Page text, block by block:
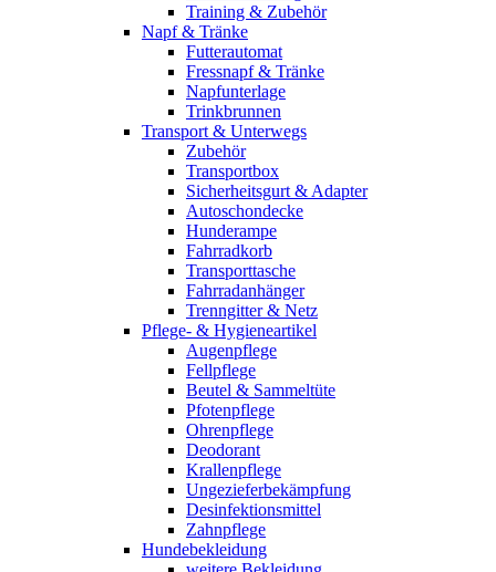
Training & Zubehör
Napf & Tränke
Futterautomat
Fressnapf & Tränke
Napfunterlage
Trinkbrunnen
Transport & Unterwegs
Zubehör
Transportbox
Sicherheitsgurt & Adapter
Autoschondecke
Hunderampe
Fahrradkorb
Transporttasche
Fahrradanhänger
Trenngitter & Netz
Pflege- & Hygieneartikel
Augenpflege
Fellpflege
Beutel & Sammeltüte
Pfotenpflege
Ohrenpflege
Deodorant
Krallenpflege
Ungezieferbekämpfung
Desinfektionsmittel
Zahnpflege
Hundebekleidung